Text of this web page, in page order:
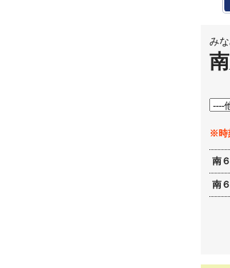
み
※時
南
南